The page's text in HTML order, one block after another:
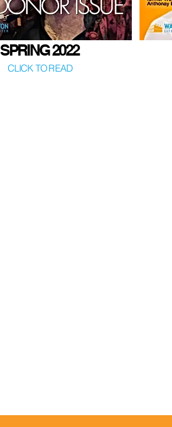
SPRING 2022
CLICK TO READ